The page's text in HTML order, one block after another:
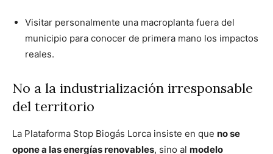
Visitar personalmente una macroplanta fuera del
municipio para conocer de primera mano los impactos
reales.
No a la industrialización irresponsable
del territorio
La Plataforma Stop Biogás Lorca insiste en que no se
opone a las energías renovables, sino al modelo